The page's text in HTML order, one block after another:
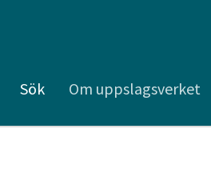
Sök Om uppslagsverket